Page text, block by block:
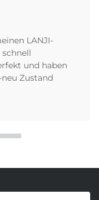
LANJI-
und haben
Zustand